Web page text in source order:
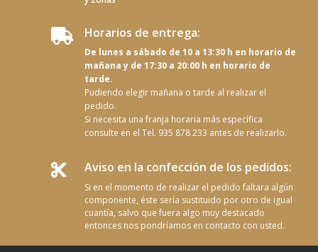
 Horarios de entrega:
De lunes a sábado de 10 a 13:30 h en horario de
mañana y de 17:30 a 20:00 h en horario de
tarde.
Pudiendo elegir mañana o tarde al realizar el
pedido.
Si necesita una franja horaria más específica
consulte en el Tel. 935 878 233 antes de realizarlo.
 Aviso en la confección de los pedidos:
Si en el momento de realizar el pedido faltara algún
componente, éste sería sustituido por otro de igual
cuantía, salvo que fuera algo muy destacado
entonces nos pondríamos en contacto con usted.